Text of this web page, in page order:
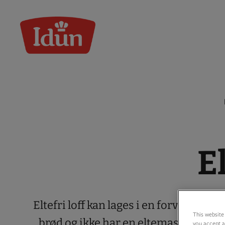
content
Eltefri loff kan lages i en forvarmet
This
you accept